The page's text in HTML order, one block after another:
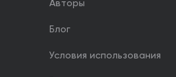
Авторы
Блог
Условия использования